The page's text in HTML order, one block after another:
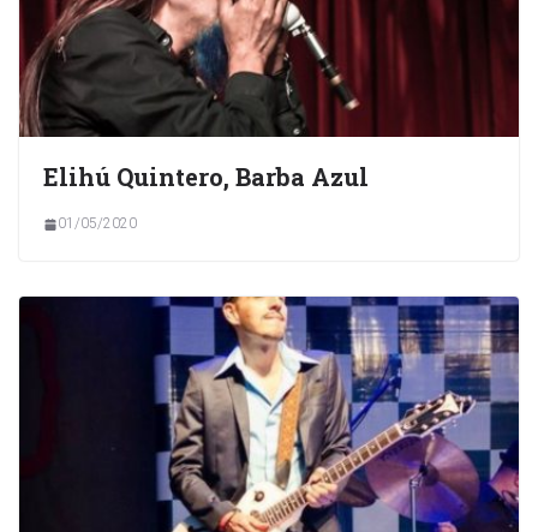
Elihú Quintero, Barba Azul
01/05/2020